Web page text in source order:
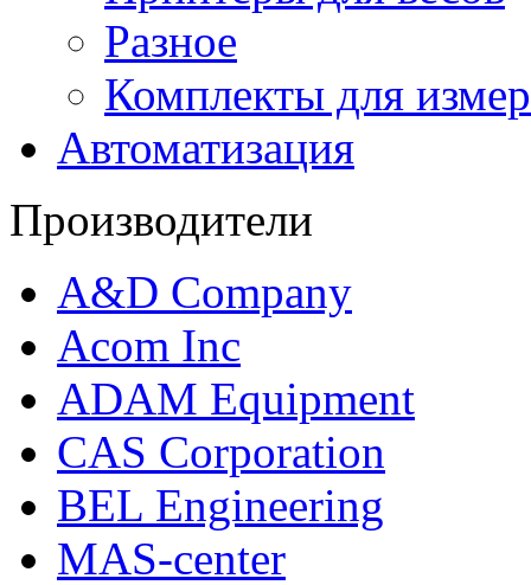
Разное
Комплекты для
Автоматизация
Производители
A&D Company
Acom Inc
ADAM Equipment
CAS Corporation
BEL Engineering
MAS-center